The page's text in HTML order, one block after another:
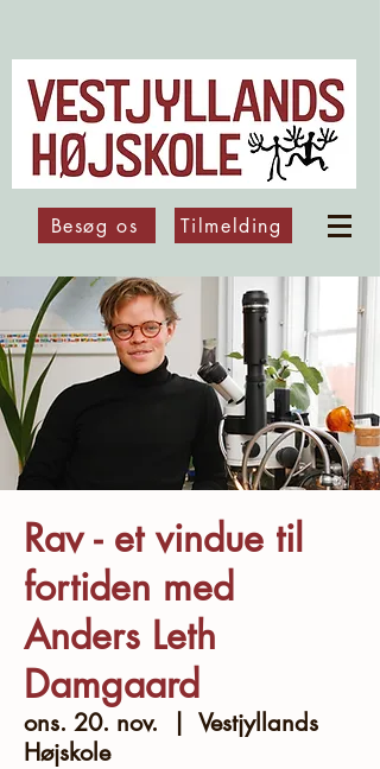
Besøg os Tilmelding
Rav - et vindue til
fortiden med
Anders Leth
Damgaard
ons. 20. nov.
  |
Vestjyllands
Højskole